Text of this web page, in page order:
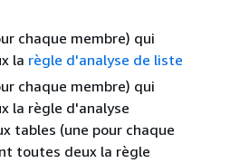
chaque membre) qui
la règle d'analyse de liste
chaque membre) qui
la règle d'analyse
tables (une pour chaque
toutes deux la règle